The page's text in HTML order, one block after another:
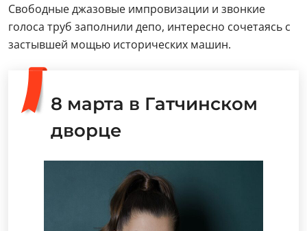
Свободные джазовые импровизации и звонкие
голоса труб заполнили депо, интересно сочетаясь с
застывшей мощью исторических машин.
8 марта в Гатчинском
дворце